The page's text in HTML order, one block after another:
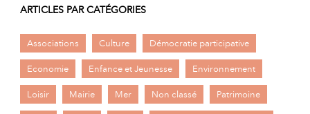
ARTICLES PAR CATÉGORIES
Associations Culture Démocratie participative
Economie Enfance et Jeunesse Environnement
Loisir Mairie Mer Non classé Patrimoine